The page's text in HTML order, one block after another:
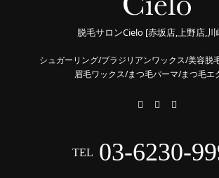
脱毛サロンCielo [赤坂店,上野店,
シュガーリング/ブラジリアンワックス/美容脱
眉毛ワックス/まつ毛パーマ/まつ毛エ
TEL 03-6230-